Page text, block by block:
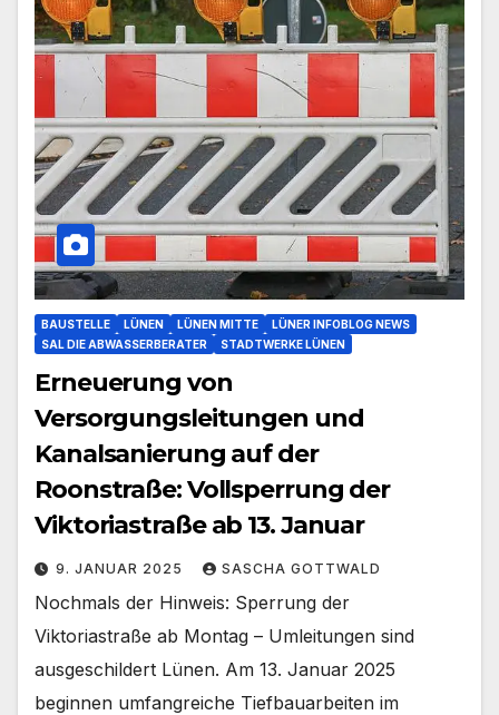
BAUSTELLE LÜNEN LÜNEN MITTE
LÜNER INFOBLOG NEWS
SAL DIE ABWASSERBERATER
STADTWERKE LÜNEN
Erneuerung von
Versorgungsleitungen und
Kanalsanierung auf der
Roonstraße: Vollsperrung der
Viktoriastraße ab 13. Januar
9. JANUAR 2025 SASCHA GOTTWALD
Nochmals der Hinweis: Sperrung der
Viktoriastraße ab Montag – Umleitungen sind
ausgeschildert Lünen. Am 13. Januar 2025
beginnen umfangreiche Tiefbauarbeiten im